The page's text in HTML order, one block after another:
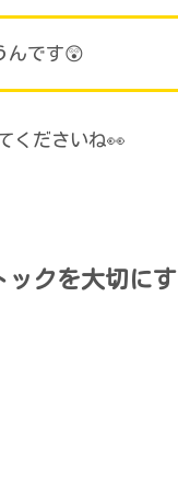
んです😲
くださいね👀
ックを大切にす